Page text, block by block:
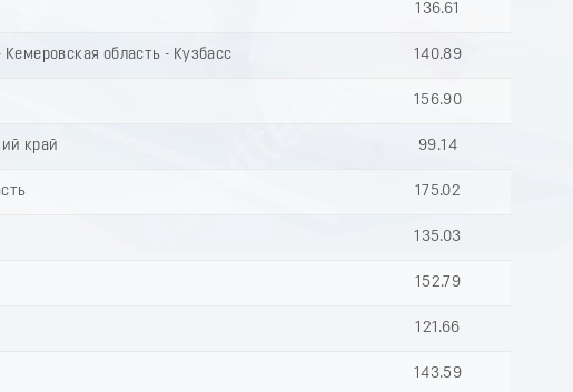
136.61
область - Кузбасс 140.89
156.90
край 99.14
175.02
135.03
152.79
121.66
143.59